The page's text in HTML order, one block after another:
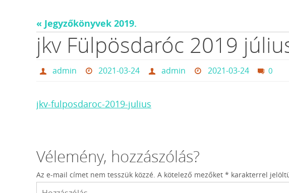
« Jegyzőkönyvek 2019.
jkv Fülpösdaróc 2019
admin 2021-03-24 admin 2021-03-24 0
jkv-fulposdaroc-2019-julius
Vélemény, hozzászólás?
Az e-mail címet nem tesszük közzé. A kötelező mezőket * karakterrel